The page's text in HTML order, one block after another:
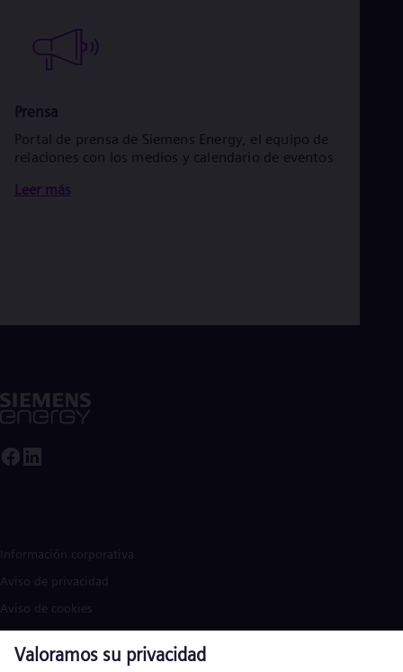
Prensa
Portal de prensa de Siemens Energy, el equipo de
relaciones con los medios y calendario de eventos
Leer más
Información corporativa
Aviso de privacidad
Aviso de cookies
Términos de uso
Aviso legal de EE. UU.